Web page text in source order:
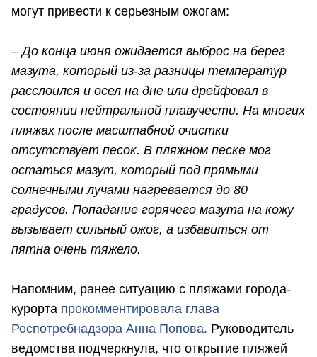
могут привести к серьезным ожогам:
– До конца июня ожидается выброс на берег
мазута, который из-за разницы температур
расслоился и осел на дне или дрейфовал в
состоянии нейтральной плавучести. На многих
пляжах после масштабной очистки
отсутствует песок. В пляжном песке мог
остаться мазут, который под прямыми
солнечными лучами нагревается до 80
градусов. Попадание горячего мазута на кожу
вызывает сильный ожог, а избавиться от
пятна очень тяжело.
Напомним, ранее ситуацию с пляжами города-
курорта прокомментировала глава
Роспотребнадзора Анна Попова. Руководитель
ведомства подчеркнула, что открытие пляжей